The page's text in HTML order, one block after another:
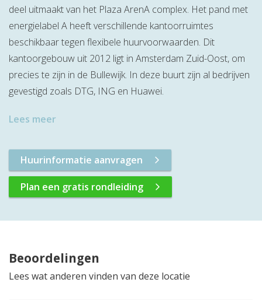
deel uitmaakt van het Plaza ArenA complex. Het pand met
energielabel A heeft verschillende kantoorruimtes
beschikbaar tegen flexibele huurvoorwaarden. Dit
kantoorgebouw uit 2012 ligt in Amsterdam Zuid-Oost, om
precies te zijn in de Bullewijk. In deze buurt zijn al bedrijven
gevestigd zoals DTG, ING en Huawei.
Lees meer
Huurinformatie aanvragen
Plan een gratis rondleiding
Beoordelingen
Lees wat anderen vinden van deze locatie